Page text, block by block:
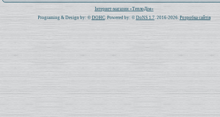
Всього: 1020317 Сьогодні: 407
Інтернет-магазин «ТеплоДім»
Programing & Design by: © DOHC. Powered by: © DoNS 1.7. 2016-2026. Розробка сайтів